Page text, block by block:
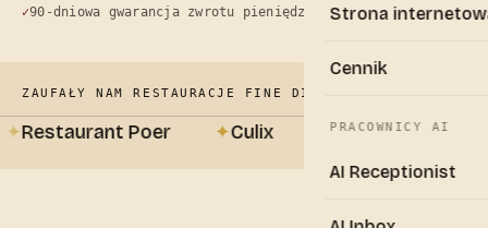
Strona
Cennik
PRACOWNICY AI
AI Receptionist
90-dniowa gwarancja zwrotu pieniędzy
ZAUFAŁY NAM RESTAURACJE FINE DINING
Poer Culix A Priori ✦ De